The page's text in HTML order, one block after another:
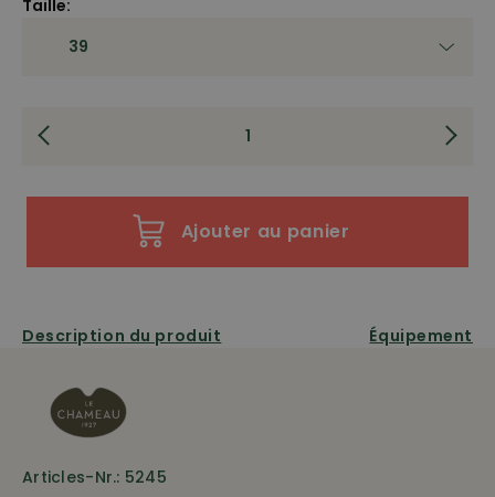
Taille:
Ajouter au panier
Description du produit Équipement
Articles-Nr.: 5245